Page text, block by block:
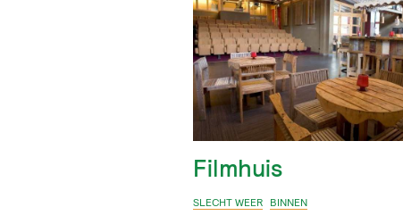
Filmhuis
SLECHT WEER BINNEN